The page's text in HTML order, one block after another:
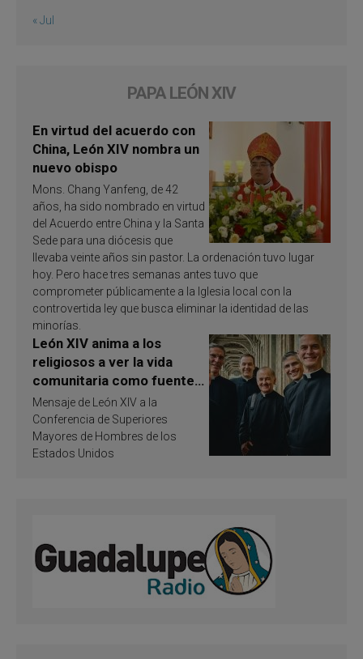
« Jul
PAPA LEÓN XIV
En virtud del acuerdo con
China, León XIV nombra un
nuevo obispo
Mons. Chang Yanfeng, de 42
años, ha sido nombrado en virtud
del Acuerdo entre China y la Santa
Sede para una diócesis que
llevaba veinte años sin pastor. La ordenación tuvo lugar
hoy. Pero hace tres semanas antes tuvo que
comprometer públicamente a la Iglesia local con la
controvertida ley que busca eliminar la identidad de las
minorías.
León XIV anima a los
religiosos a ver la vida
comunitaria como fuente
de inspiración y
santificación
Mensaje de León XIV a la
Conferencia de Superiores
Mayores de Hombres de los
Estados Unidos